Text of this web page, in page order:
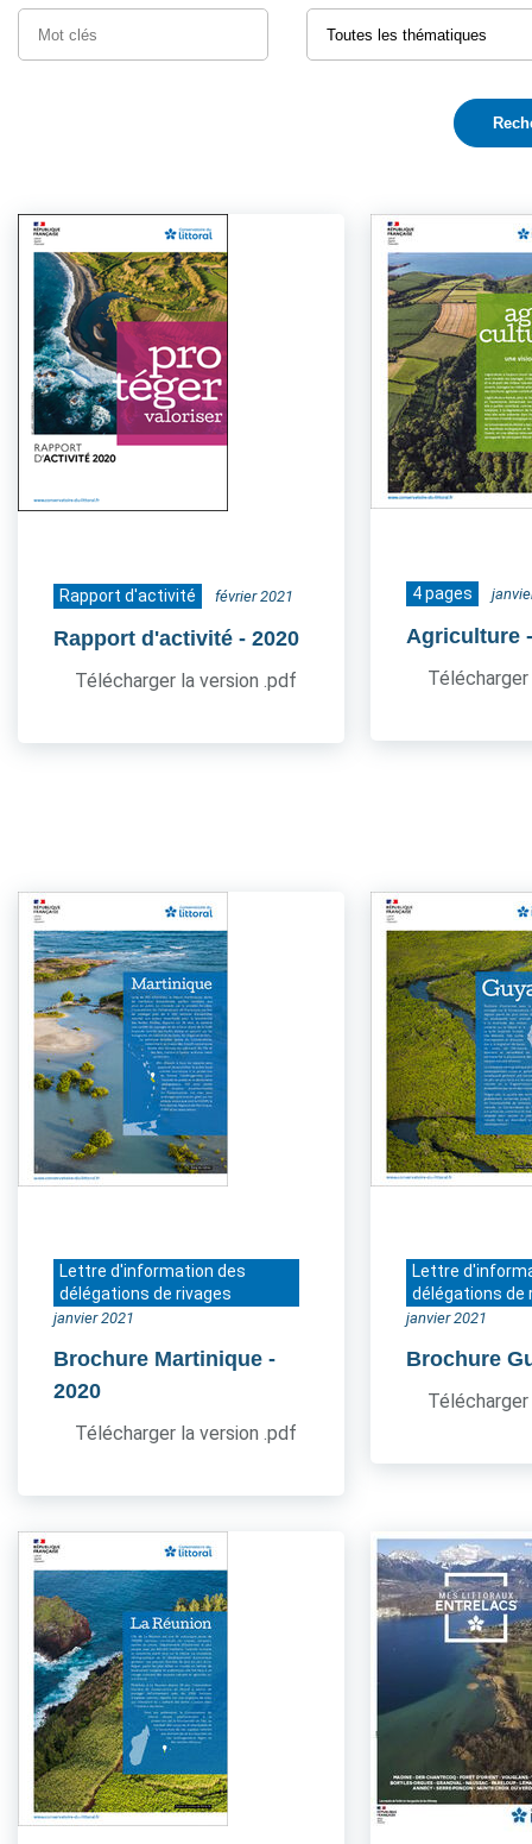
Rapport d'activité février 2021
Rapport d'activité - 2020
Télécharger la version .pdf
4 pages
Agriculture
Lettre d'information des
délégations de rivages
janvier 2021
Brochure Martinique -
2020
Télécharger la version .pdf
Lettre
délégations de
janvier 2021
Brochure